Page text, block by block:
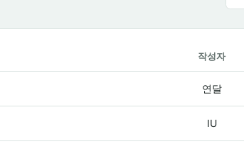
작성자
연달
IU